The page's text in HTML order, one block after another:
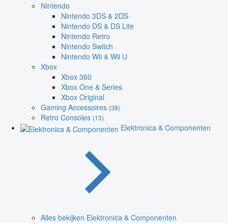
Nintendo
Nintendo 3DS & 2DS
Nintendo DS & DS Lite
Nintendo Retro
Nintendo Switch
Nintendo Wii & Wii U
Xbox
Xbox 360
Xbox One & Series
Xbox Original
Gaming Accessoires (38)
Retro Consoles (13)
Elektronica & Componenten
Alles bekijken Elektronica & Componenten